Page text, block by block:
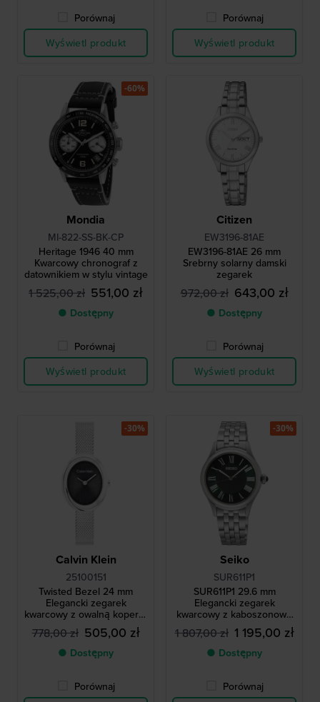
Porównaj
Wyświetl produkt
Porównaj
Wyświetl produkt
Mondia
MI-822-SS-BK-CP
Heritage 1946 40 mm
Kwarcowy chronograf z
datownikiem w stylu vintage
1 525,00 zł 551,00 zł
● Dostępny
Porównaj
Wyświetl produkt
-60%
Citizen
EW3196-81AE
EW3196-81AE 26 mm
Srebrny solarny damski
zegarek
972,00 zł 643,00 zł
● Dostępny
Porównaj
Wyświetl produkt
Calvin Klein
25100151
Twisted Bezel 24 mm
Elegancki zegarek
kwarcowy z owalną kopertą
i bransoletą milanese
778,00 zł 505,00 zł
● Dostępny
Porównaj
-30%
Seiko
SUR611P1
SUR611P1 29.6 mm
Elegancki zegarek
kwarcowy z kaboszonową
koronką i rzymskimi
indeksami
1 807,00 zł 1 195,00 zł
● Dostępny
Porównaj
-30%